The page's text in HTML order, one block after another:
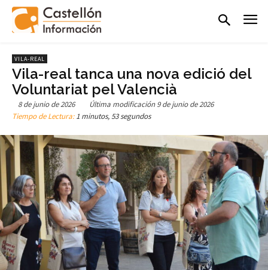
VILA-REAL
Vila-real tanca una nova edició del
Voluntariat pel Valencià
8 de junio de 2026 Última modificación 9 de junio de 2026
Tiempo de Lectura:1 minutos, 53 segundos